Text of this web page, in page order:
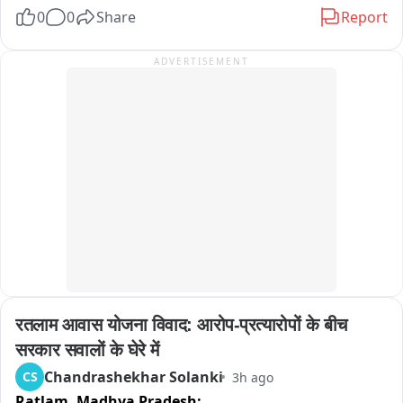
कड़ी मशक्कत के बावजूद मार्ग को खोला नहीं जा सका है। पहाड़ी से रह-
दिक्कतों का सामना करना पड़ रहा है।
0 0 Share Report
ADVERTISEMENT
रतलाम आवास योजना विवाद: आरोप-प्रत्यारोपों के बीच
सरकार सवालों के घेरे में
CS Chandrashekhar Solanki 3h ago